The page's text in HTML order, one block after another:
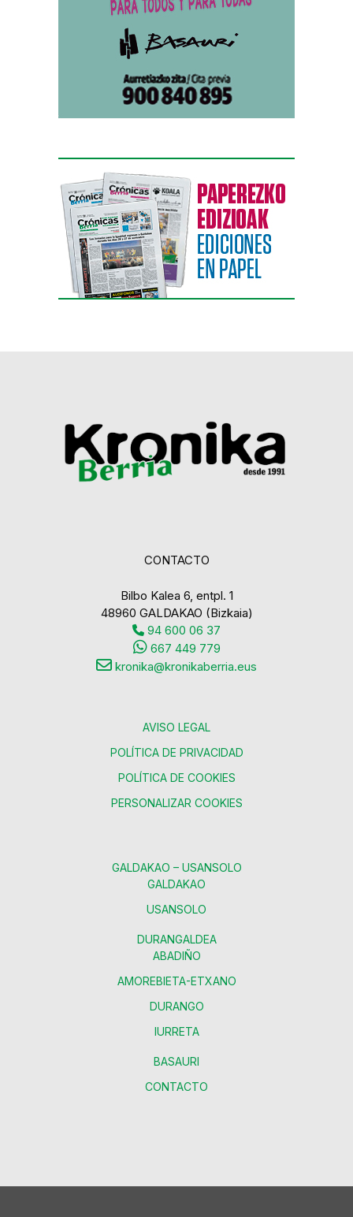
CONTACTO
Bilbo Kalea 6, entpl. 1
48960 GALDAKAO (Bizkaia)
94 600 06 37
667 449 779
kronika@kronikaberria.eus
AVISO LEGAL
POLÍTICA DE PRIVACIDAD
POLÍTICA DE COOKIES
PERSONALIZAR COOKIES
GALDAKAO – USANSOLO
GALDAKAO
USANSOLO
DURANGALDEA
ABADIÑO
AMOREBIETA-ETXANO
DURANGO
IURRETA
BASAURI
CONTACTO